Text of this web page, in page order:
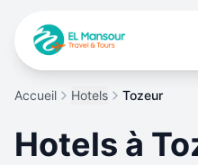
Accueil Hotels Tozeur
Hotels à